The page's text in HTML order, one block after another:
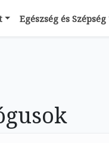
Egészség és Szépség